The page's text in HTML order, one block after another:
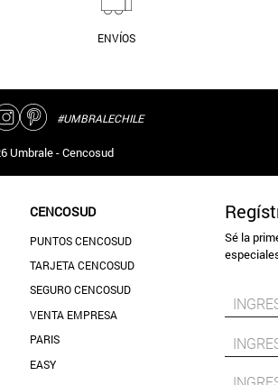
ENVÍOS
#UMBRALECHILE
Umbrale - Cencosud
CENCOSUD
PUNTOS CENCOSUD
TARJETA CENCOSUD
SEGURO CENCOSUD
VENTA EMPRESA
PARIS
EASY
Sé la